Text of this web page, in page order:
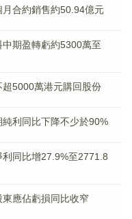
合約銷售約50.94億元
期盈轉虧約5300萬至
5000萬港元購回股份
利同比下降不少於90%
同比增27.9%至2771.8
應佔虧損同比收窄